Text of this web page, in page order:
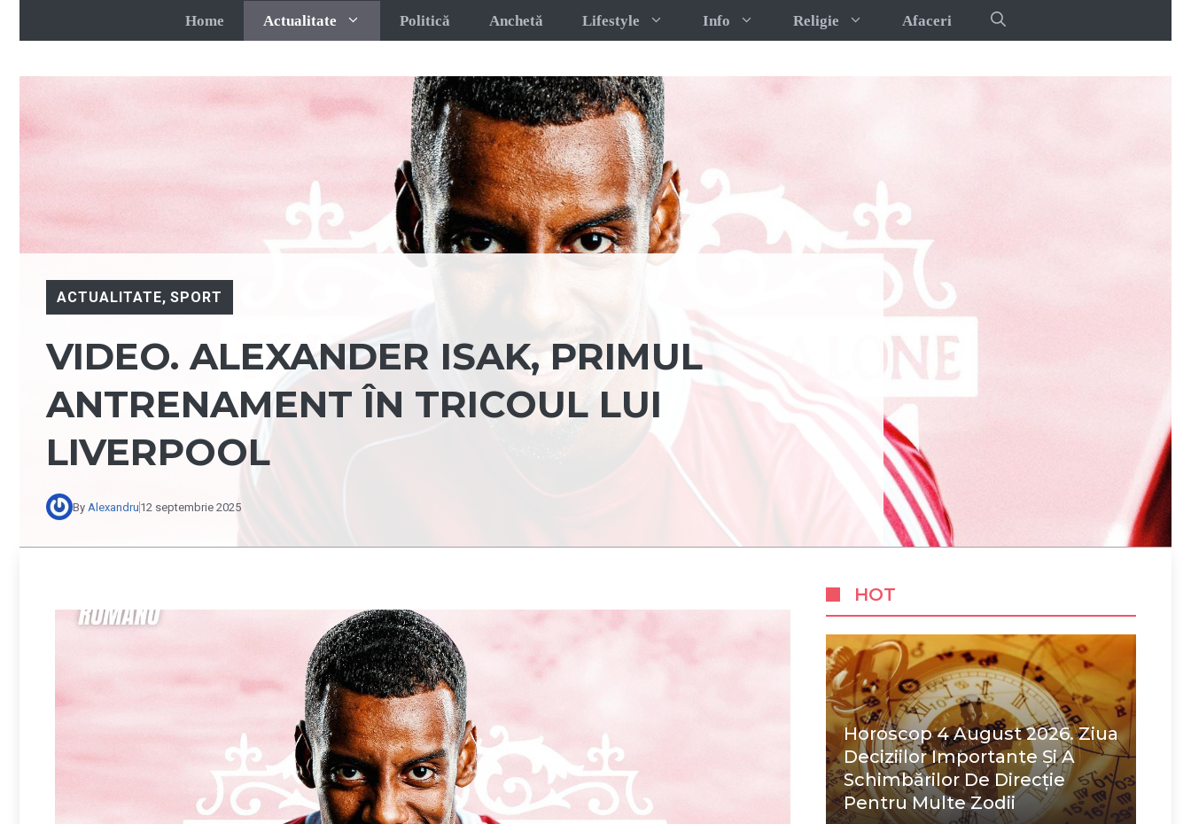
Home Actualitate Politică Anchetă Lifestyle Info Religie Afaceri
ACTUALITATE,SPORT
VIDEO. ALEXANDER ISAK, PRIMUL
ANTRENAMENT ÎN TRICOUL LUI
LIVERPOOL
By Alexandru 12 septembrie 2025
HOT
Horoscop 4 August 2026. Ziua
Deciziilor Importante Și A
Schimbărilor De Direcție
Pentru Multe Zodii